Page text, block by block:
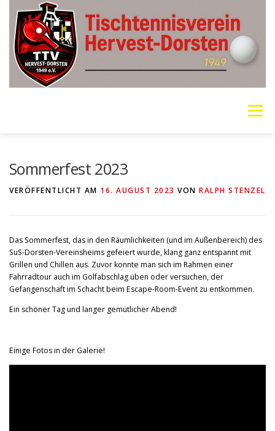
Inhalt
springen
Menü
SOCIAL MEDIA TT-NEWS WER SPIELT HEUTE?
Sommerfest 2023
VERÖFFENTLICHT AM 16. AUGUST 2023 VON RALPH STENZEL
Das Sommerfest, das in den Räumlichkeiten (und im Außenbereich) des
SuS-Dorsten-Vereinsheims gefeiert wurde, klang ganz entspannt mit
Grillen und Chillen aus. Zuvor konnte man sich im Rahmen einer
Fahrradtour auch im Golfabschlag üben oder versuchen, der
Gefangenschaft im Schacht beim Escape-Room-Event zu entkommen.
Ein schöner Tag und langer gemütlicher Abend!
Einige Fotos in der Galerie!